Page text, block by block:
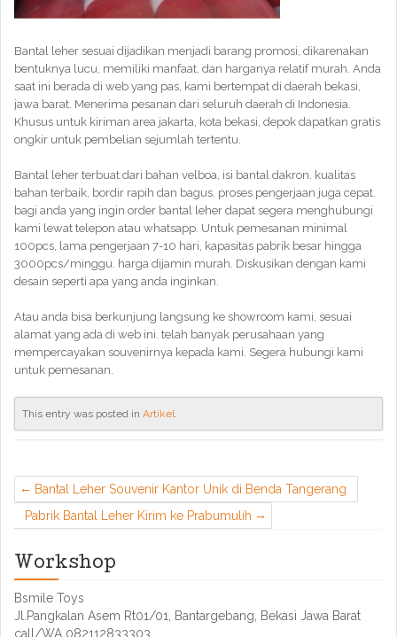
Bantal leher sesuai dijadikan menjadi barang promosi, dikarenakan
bentuknya lucu, memiliki manfaat, dan harganya relatif murah. Anda
saat ini berada di web yang pas, kami bertempat di daerah bekasi,
jawa barat. Menerima pesanan dari seluruh daerah di Indonesia.
Khusus untuk kiriman area jakarta, kota bekasi, depok dapatkan gratis
ongkir untuk pembelian sejumlah tertentu.
Bantal leher terbuat dari bahan velboa, isi bantal dakron. kualitas
bahan terbaik, bordir rapih dan bagus. proses pengerjaan juga cepat.
bagi anda yang ingin order bantal leher dapat segera menghubungi
kami lewat telepon atau whatsapp. Untuk pemesanan minimal
100pcs, lama pengerjaan 7-10 hari, kapasitas pabrik besar hingga
3000pcs/minggu. harga dijamin murah. Diskusikan dengan kami
desain seperti apa yang anda inginkan.
Atau anda bisa berkunjung langsung ke showroom kami, sesuai
alamat yang ada di web ini. telah banyak perusahaan yang
mempercayakan souvenirnya kepada kami. Segera hubungi kami
untuk pemesanan.
This entry was posted in Artikel.
Bantal Leher Souvenir Kantor Unik di Benda Tangerang
Pabrik Bantal Leher Kirim ke Prabumulih
Workshop
Bsmile Toys
Jl.Pangkalan Asem Rt01/01, Bantargebang, Bekasi Jawa Barat
call/WA 082112833303